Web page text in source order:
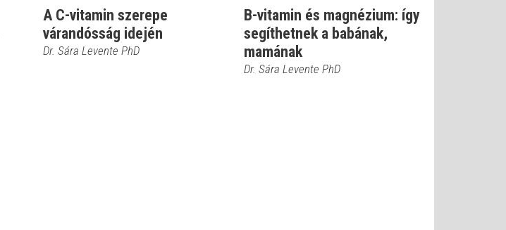
A C-vitamin szerepe
várandósság idején
Dr. Sára Levente PhD
B-vitamin és magnézium: így
segíthetnek a babának,
mamának
Dr. Sára Levente PhD